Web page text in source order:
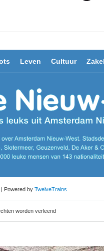
Leven Cultuur
Powered by TwelveTrains
worden verleend